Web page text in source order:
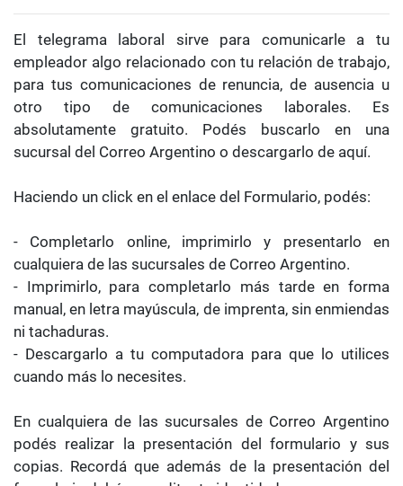
El telegrama laboral sirve para comunicarle a tu
empleador algo relacionado con tu relación de trabajo,
para tus comunicaciones de renuncia, de ausencia u
otro tipo de comunicaciones laborales. Es
absolutamente gratuito. Podés buscarlo en una
sucursal del Correo Argentino o descargarlo de aquí.
Haciendo un click en el enlace del Formulario, podés:
- Completarlo online, imprimirlo y presentarlo en
cualquiera de las sucursales de Correo Argentino.
- Imprimirlo, para completarlo más tarde en forma
manual, en letra mayúscula, de imprenta, sin enmiendas
ni tachaduras.
- Descargarlo a tu computadora para que lo utilices
cuando más lo necesites.
En cualquiera de las sucursales de Correo Argentino
podés realizar la presentación del formulario y sus
copias. Recordá que además de la presentación del